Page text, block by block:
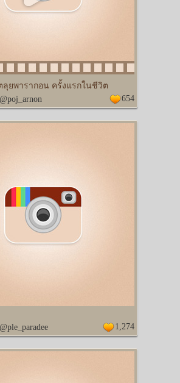
ลุยพารากอน ครั้งแรกในชีวิต
@poj_arnon 654
@ple_paradee 1,274